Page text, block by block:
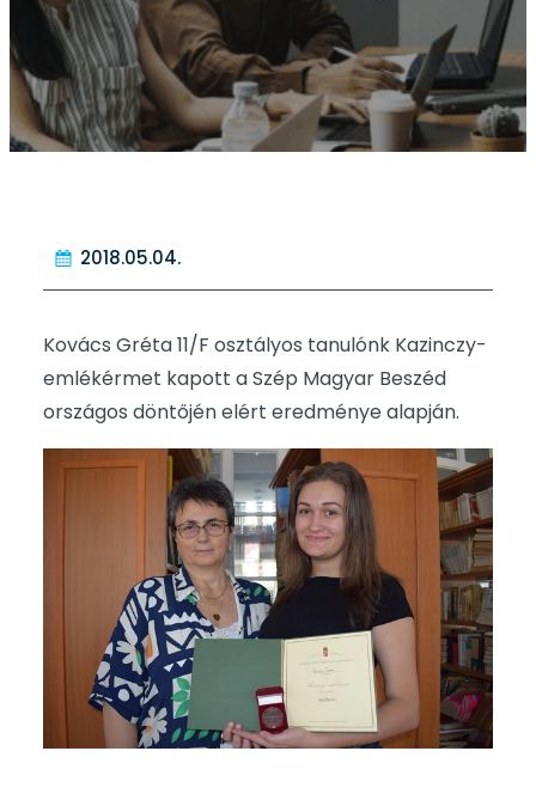
2018.05.04.
Kovács Gréta 11/F osztályos tanulónk Kazinczy-
emlékérmet kapott a Szép Magyar Beszéd
országos döntőjén elért eredménye alapján.